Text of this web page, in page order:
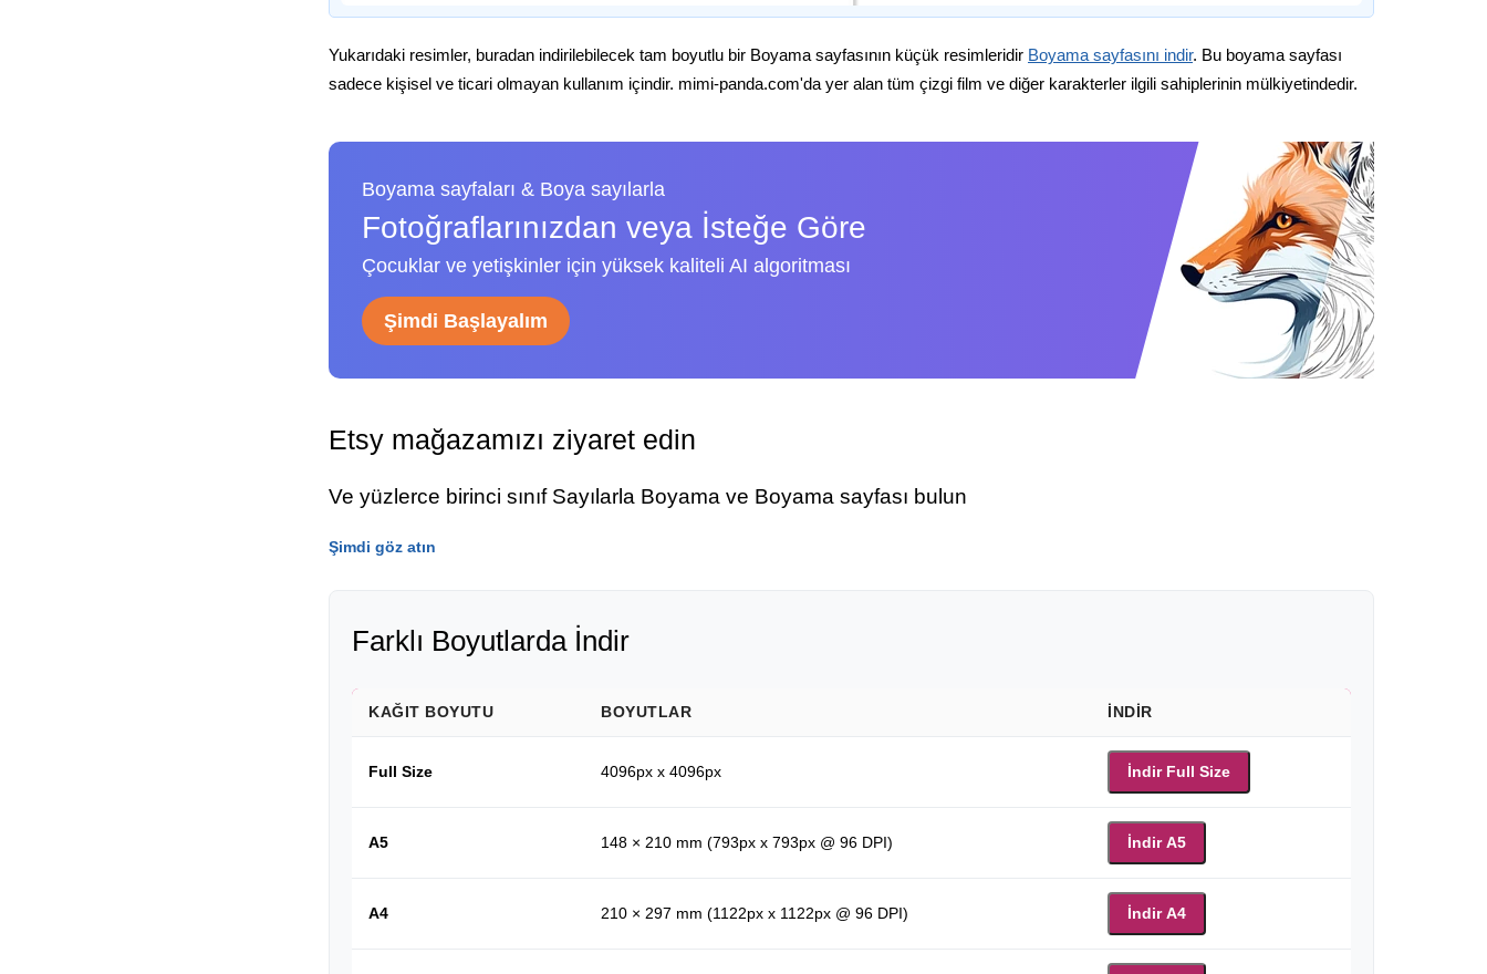
Yukarıdaki resimler, buradan indirilebilecek tam boyutlu bir Boyama sayfasının küçük resimleridir Boyama sayfasını indir. Bu boyama sayfası
sadece kişisel ve ticari olmayan kullanım içindir. mimi-panda.com'da yer alan tüm çizgi film ve diğer karakterler ilgili sahiplerinin mülkiyetindedir.
Boyama sayfaları & Boya sayılarla
Fotoğraflarınızdan veya İsteğe Göre
Çocuklar ve yetişkinler için yüksek kaliteli AI algoritması
Şimdi Başlayalım
Etsy mağazamızı ziyaret edin
Ve yüzlerce birinci sınıf Sayılarla Boyama ve Boyama sayfası bulun
Şimdi göz atın
Farklı Boyutlarda İndir
KAĞIT BOYUTU BOYUTLAR İNDIR
Full Size 4096px x 4096px İndir Full Size
A5 148 × 210 mm (793px x 793px @ 96 DPI) İndir A5
A4 210 × 297 mm (1122px x 1122px @ 96 DPI) İndir A4